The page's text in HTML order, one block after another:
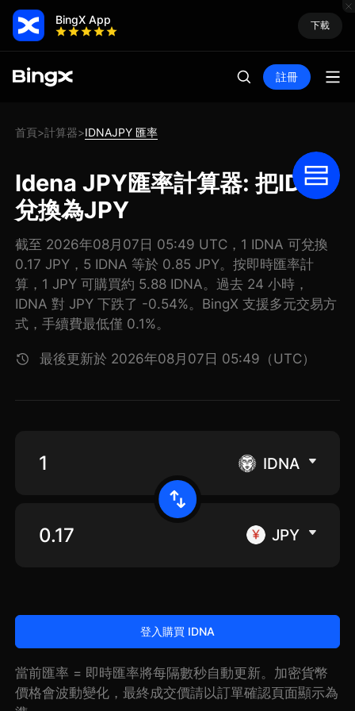
BingX App 下載
註冊
首頁>計算器>IDNAJPY 匯率
Idena JPY匯率計算器: 把IDNA
兌換為JPY
截至 2026年08月07日 05:49 UTC，1 IDNA 可兌換
0.17 JPY，5 IDNA 等於 0.85 JPY。按即時匯率計
算，1 JPY 可購買約 5.88 IDNA。過去 24 小時，
IDNA 對 JPY 下跌了 -0.54%。BingX 支援多元交易方
式，手續費最低僅 0.1%。
最後更新於 2026年08月07日 05:49（UTC）
IDNA
JPY
登入購買 IDNA
當前匯率 = 即時匯率將每隔數秒自動更新。加密貨幣
價格會波動變化，最終成交價請以訂單確認頁面顯示為